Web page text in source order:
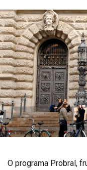
O programa Probral,